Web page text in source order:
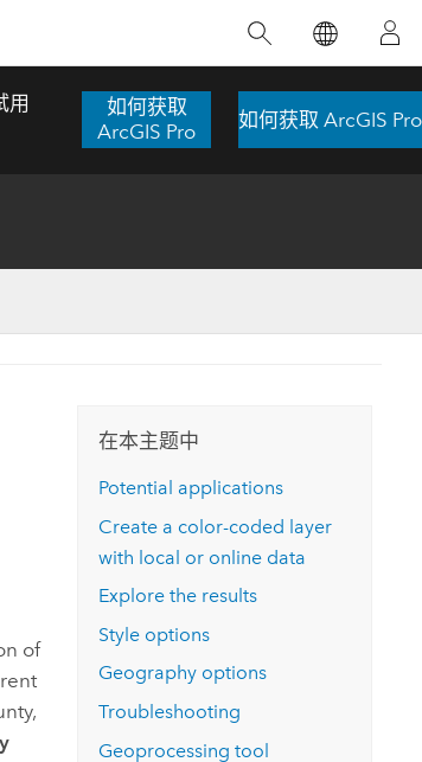
地图，探索产品功能，或者直接开始免
供了有力支持。
数字孪生体
推荐书籍
转至书籍详情
用
如何获取
ArcGIS Pro
如何获取 ArcGIS Pro
of
在本主题中
Potential applications
Create a color-coded layer
with local or online data
Explore the results
Style options
Geography options
Troubleshooting
Geoprocessing tool